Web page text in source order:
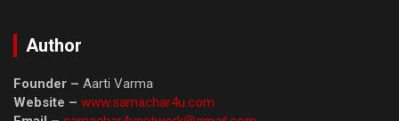
Author
Founder – Aarti Varma
Website – www.samachar4u.com